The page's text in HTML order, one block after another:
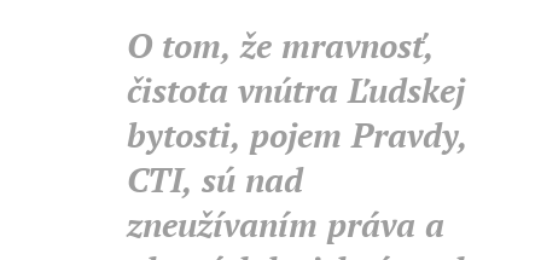
O tom, že mravnosť,
čistota vnútra Ľudskej
bytosti, pojem Pravdy,
CTI, sú nad
zneužívaním práva a